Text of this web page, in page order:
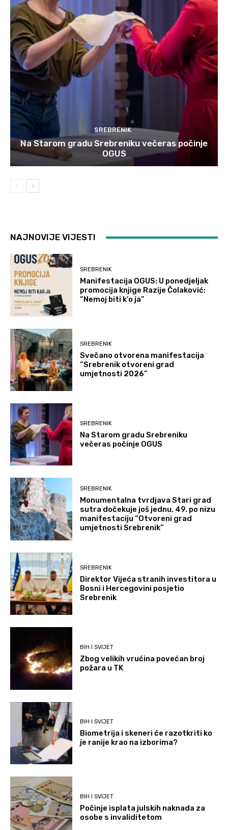
SREBRENIK
Na Starom gradu Srebreniku večeras počinje
OGUS
NAJNOVIJE VIJESTI
SREBRENIK
Manifestacija OGUS: U ponedjeljak
promocija knjige Razije Čolaković:
“Nemoj biti k’o ja”
SREBRENIK
Svečano otvorena manifestacija
“Srebrenik otvoreni grad
umjetnosti 2026”
SREBRENIK
Na Starom gradu Srebreniku
večeras počinje OGUS
SREBRENIK
Monumentalna tvrdjava Stari grad
sutra dočekuje još jednu, 49. po nizu
manifestaciju “Otvoreni grad
umjetnosti Srebrenik”
SREBRENIK
Direktor Vijeća stranih investitora u
Bosni i Hercegovini posjetio
Srebrenik
BIH I SVIJET
Zbog velikih vrućina povećan broj
požara u TK
BIH I SVIJET
Biometrija i skeneri će razotkriti ko
je ranije krao na izborima?
BIH I SVIJET
Počinje isplata julskih naknada za
osobe s invaliditetom